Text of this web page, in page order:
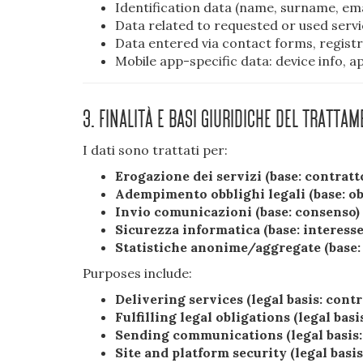
Identification data (name, surname,
Data related to requested or used
Data entered via contact forms,
Mobile app-specific data: device info,
3. Finalità e basi giuridiche del
I dati sono trattati per:
Erogazione dei servizi (base:
Adempimento obblighi legali (base:
Invio comunicazioni (base: consenso)
Sicurezza informatica (base:
Statistiche anonime/aggregate
Purposes include:
Delivering services (legal basis:
Fulfilling legal obligations (legal
Sending communications (legal
Site and platform security (legal